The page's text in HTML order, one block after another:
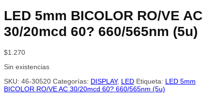
LED 5mm BICOLOR RO/VE AC
30/20mcd 60? 660/565nm (5u)
$1.270
Sin existencias
SKU: 46-30520 Categorías: DISPLAY, LED Etiqueta: LED 5mm
BICOLOR RO/VE AC 30/20mcd 60? 660/565nm (5u)